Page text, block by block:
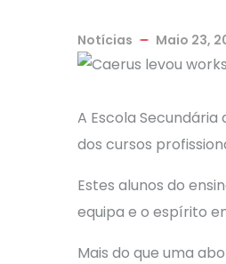
Notícias Maio 23,
A Escola
dos cursos
Estes alunos do
equipa e o espírito
Mais do que uma